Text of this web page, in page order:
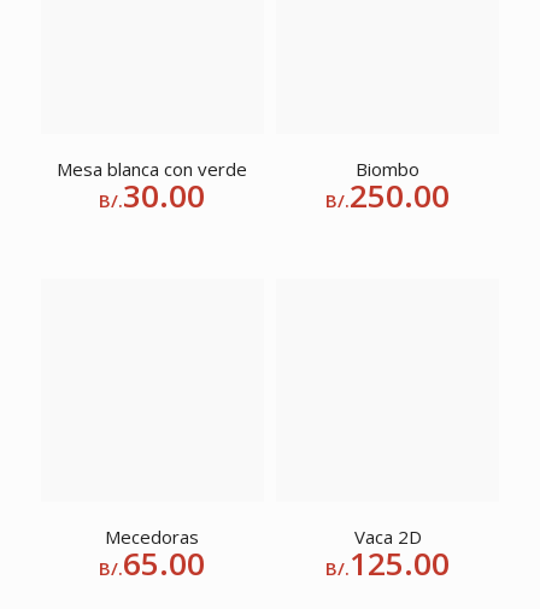
Mesa blanca con verde
B/.30.00
Biombo
B/.250.00
Mecedoras
B/.65.00
Vaca 2D
B/.125.00